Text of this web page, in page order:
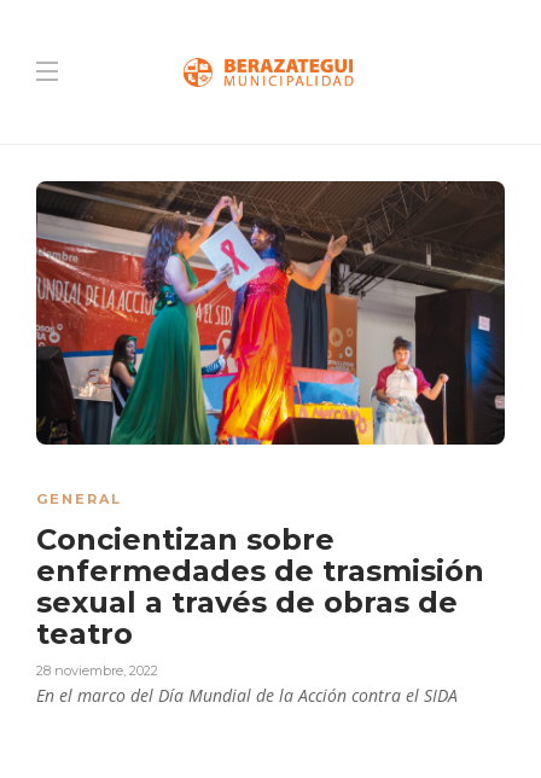
GENERAL
Concientizan sobre
enfermedades de trasmisión
sexual a través de obras de
teatro
28 noviembre, 2022
En el marco del Día Mundial de la Acción contra el SIDA